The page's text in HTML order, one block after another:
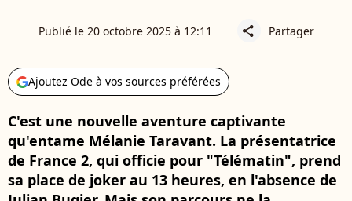
Publié le 20 octobre 2025 à 12:11 share Partager
Ajoutez Ode à vos sources préférées
C'est une nouvelle aventure captivante
qu'entame Mélanie Taravant. La présentatrice
de France 2, qui officie pour "Télématin", prend
sa place de joker au 13 heures, en l'absence de